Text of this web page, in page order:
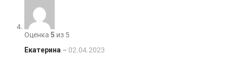
Оценка 5 из 5
Екатерина – 02.04.2023